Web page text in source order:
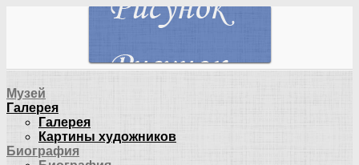
Музей
Галерея
Галерея
Картины художников
Биография